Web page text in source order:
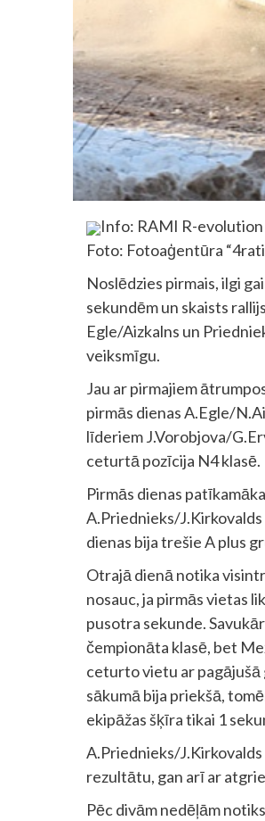
Info: RAMI R-evolution
Foto: Fotoaģentūra
Noslēdzies pirmais, ilgi
sekundēm un skaists
Egle/Aizkalns un
veiksmīgu.
Jau ar pirmajiem
pirmās dienas A.Egle/
līderiem J.Vorobjova/
ceturtā pozīcija N4 klasē.
Pirmās dienas
A.Priednieks/J.Kirkovalds
dienas bija trešie A plus
Otrajā dienā notika
nosauc, ja pirmās vietas
pusotra sekunde.
čempionāta klasē, bet
ceturto vietu ar pagājušā
sākumā bija priekšā,
ekipāžas šķīra tikai 1
A.Priednieks/
rezultātu, gan arī ar
Pēc divām nedēļām